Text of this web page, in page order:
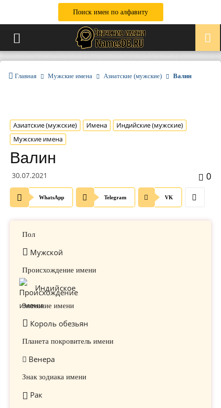
Поиск имен по алфавиту
Главная Мужские имена Азиатские (мужские) Валин
Азиатские (мужские) Имена
Индийские (мужские)
Мужские имена
Валин
30.07.2021 0
WhatsApp Telegram VK
Пол
Мужской
Происхождение имени
Индийское
Значение имени
Король обезьян
Планета покровитель имени
Венера
Знак зодиака имени
Рак